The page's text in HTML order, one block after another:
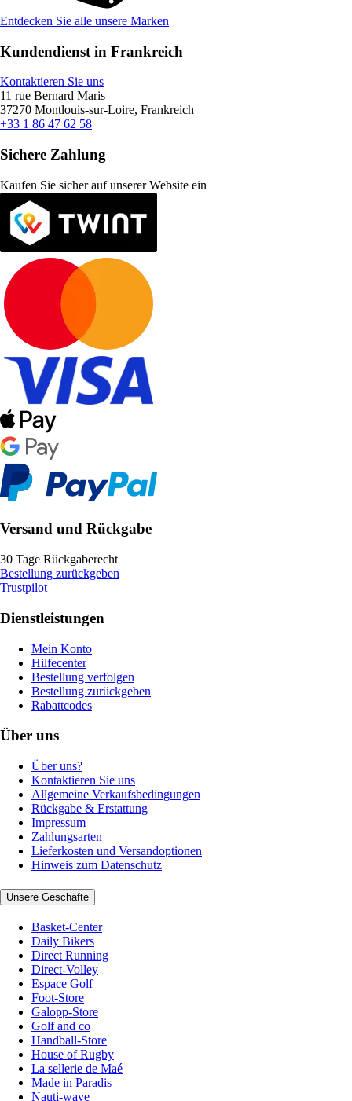
Entdecken Sie alle unsere Marken
Kundendienst in Frankreich
Kontaktieren Sie uns
11 rue Bernard Maris
37270 Montlouis-sur-Loire, Frankreich
+33 1 86 47 62 58
Sichere Zahlung
Kaufen Sie sicher auf unserer Website ein
Versand und Rückgabe
30 Tage Rückgaberecht
Bestellung zurückgeben
Trustpilot
Dienstleistungen
Mein Konto
Hilfecenter
Bestellung verfolgen
Bestellung zurückgeben
Rabattcodes
Über uns
Über uns?
Kontaktieren Sie uns
Allgemeine Verkaufsbedingungen
Rückgabe & Erstattung
Impressum
Zahlungsarten
Lieferkosten und Versandoptionen
Hinweis zum Datenschutz
Unsere Geschäfte
Basket-Center
Daily Bikers
Direct Running
Direct-Volley
Espace Golf
Foot-Store
Galopp-Store
Golf and co
Handball-Store
House of Rugby
La sellerie de Maé
Made in Paradis
Nauti-wave